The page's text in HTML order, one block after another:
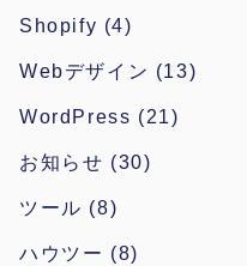
Shopify (4)
Webデザイン (13)
WordPress (21)
お知らせ (30)
ツール (8)
ハウツー (8)